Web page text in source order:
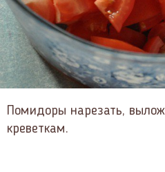
Помидоры нарезать,
креветкам.